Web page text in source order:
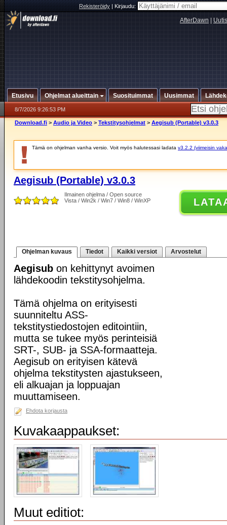
Rekisteröidy|Kirjaudu:
AfterDawn
Etusivu Ohjelmat alueittain Suosituimmat Uusimmat
8/7/2026 9:26:53 PM
Download.fi > Audio ja Video > Tekstitysohjelmat > Aegisub (Portable) v3.0.3
Tämä on ohjelman vanha versio. Voit myös halutessasi ladata v3.2.2 (viimeisin
Aegisub (Portable) v3.0.3
Ilmainen ohjelma / Open source
Vista / Win2k / Win7 / Win8 / WinXP
Ohjelman kuvaus Tiedot Kaikki versiot Arvostelut
Aegisub on kehittynyt avoimen
lähdekoodin tekstitysohjelma.
Tämä ohjelma on erityisesti
suunniteltu ASS-
tekstitystiedostojen editointiin,
mutta se tukee myös perinteisiä
SRT-, SUB- ja SSA-formaatteja.
Aegisub on erityisen kätevä
ohjelma tekstitysten ajastukseen,
eli alkuajan ja loppuajan
muuttamiseen.
Ehdota korjausta
Kuvakaappaukset:
Muut editiot: